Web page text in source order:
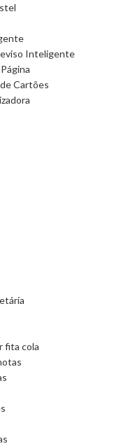
Inteligente
Cartões
fita cola